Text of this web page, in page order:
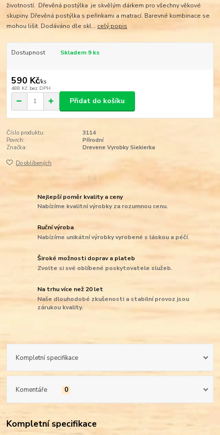
životností. Dřevěná postýlka je skvělým dárkem pro všechny věkové
skupiny. Dřevěná postýlka s peřinkami a matrací. Barevné kombinace se
mohou lišit. Dodáváno dle skl... celý popis
Dostupnost Skladem 9 ks
590 Kč/ks
488 Kč bez DPH
Přidat do košíku
Číslo produktu:
3114
Povrch:
Přírodní
Značka:
Drevene Vyrobky Siekierka
Do oblíbených
Nejlepší poměr kvality a ceny
Nabízíme kvalitní výrobky za rozumnou cenu.
Ruční výroba
Nabízíme unikátní výrobky vyrobené s láskou a péčí.
Široké možnosti doprav a plateb
Zvolte si své oblíbené poskytovatele služeb.
Na trhu více než 20 let
Naše dlouhodobé zkušenosti a stabilní provoz jsou
zárukou kvality.
Kompletní specifikace
Komentáře 0
Kompletní specifikace